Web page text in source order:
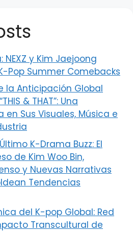
y Kim Jaejoong
Pop Summer Comebacks
la Anticipación Global
& THAT”: Una
en Sus Visuales, Música e
K-Drama Buzz: El
de Kim Woo Bin,
y Nuevas Narrativas
Tendencias
del K-pop Global: Red
Transcultural de